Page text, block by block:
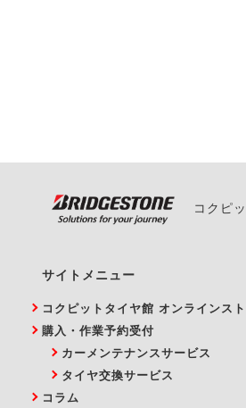
コクピ
サイトメニュー
コクピットタイヤ館 オンラインス
購入・作業予約受付
カーメンテナンスサービス
タイヤ交換サービス
コラム